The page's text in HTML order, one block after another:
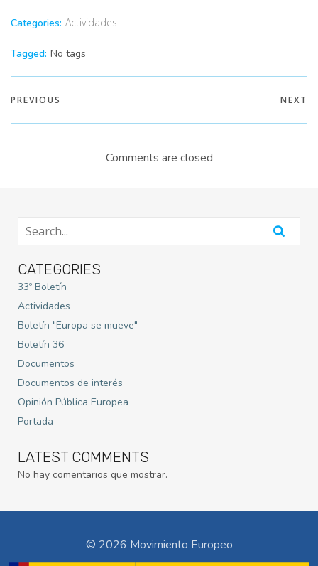
Categories: Actividades
Tagged: No tags
PREVIOUS NEXT
Comments are closed
CATEGORIES
33º Boletín
Actividades
Boletín "Europa se mueve"
Boletín 36
Documentos
Documentos de interés
Opinión Pública Europea
Portada
LATEST COMMENTS
No hay comentarios que mostrar.
© 2026 Movimiento Europeo